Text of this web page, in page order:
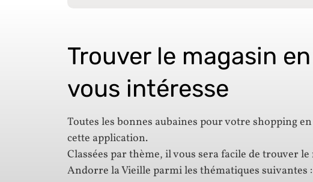
Trouver le magasin
vous intéresse
Toutes les bonnes aubaines pour votre shopping
cette application.
Classées par thème, il vous sera facile de trouver
Andorre la Vieille parmi les thématiques suivantes :